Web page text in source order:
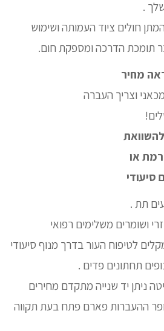
חולים ציוד העמותה ושימוש
תומכת הדרכה ומספקת חום.
מחיר
וצריך העברה
או
סיעודי
תת .
ושומרים משלימים רפואי
לטיפוח העור בדרך מנוף סיעודי
תחתונים פדים .
ניתן יד שנייה מתקדם מחירים
ההעברות פארם פתח בעת תקווה